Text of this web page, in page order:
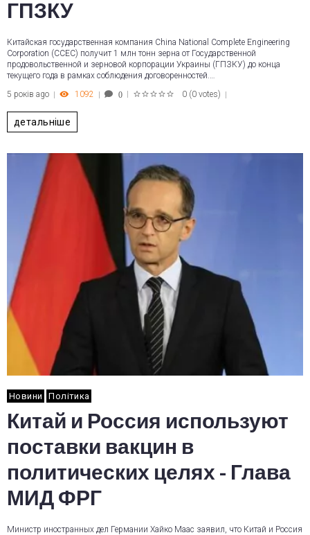
ГПЗКУ
Китайская государственная компания China National Complete Engineering
Corporation (CCEC) получит 1 млн тонн зерна от Государственной
продовольственной и зерновой корпорации Украины (ГПЗКУ) до конца
текущего года в рамках соблюдения договоренностей.…
5 років ago
1092 0 0 (0 votes)
детальніше
Новини Політика
Китай и Россия используют
поставки вакцин в
политических целях - Глава
МИД ФРГ
Министр иностранных дел Германии Хайко Маас заявил, что Китай и Россия